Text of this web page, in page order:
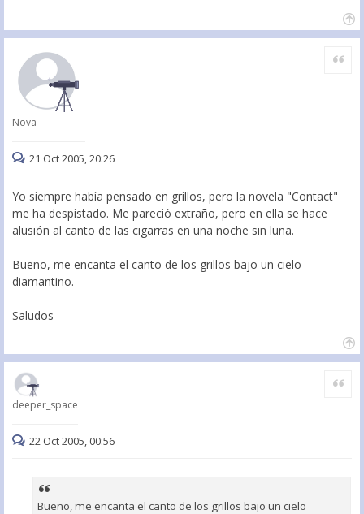
Nova
Citar
21 Oct 2005, 20:26
Yo siempre había pensado en grillos, pero la novela "Contact"
me ha despistado. Me pareció extraño, pero en ella se hace
alusión al canto de las cigarras en una noche sin luna.
Bueno, me encanta el canto de los grillos bajo un cielo
diamantino.
Saludos
deeper_space
Citar
22 Oct 2005, 00:56
Bueno, me encanta el canto de los grillos bajo un cielo